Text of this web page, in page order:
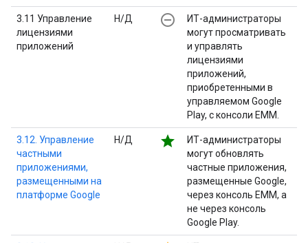
3.11 Управление
лицензиями
приложений
Н/Д remove_circle_outline
ИТ-администраторы
могут просматривать
и управлять
лицензиями
приложений,
приобретенными в
управляемом Google
Play, с консоли EMM.
3.12. Управление
частными
приложениями,
размещенными на
платформе Google
Н/Д star
ИТ-администраторы
могут обновлять
частные приложения,
размещенные Google,
через консоль EMM, а
не через консоль
Google Play.